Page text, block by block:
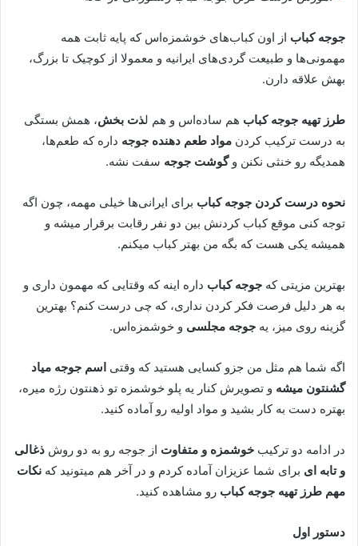
جوجه کباب از اون کباب‌های خوشمزه‌اس که پایه ثابت همه
مهمونی‌ها و طبیعت گردی‌های ایرانیه و معمولا از کوچیک تا بزرگ،
بهش علاقه دارن.
طرز تهیه جوجه کباب هم ساده‌اس و هم لذت بخش، همش بستگی
به درست ترکیب کردن مواد طعم دهنده جوجه داره که طعم‌ها،
همدیگه رو خنثی نکنن وگوشت جوجه سفت نشه.
نحوه درست کردن جوجه کباب برای ایرانی‌ها خیلی مهمه، چون اگه
توجه کنی موقع کباب کردنش بین دو نفر رقابت برقرار میشه و
همیشه یکی هست که بگه من بهتر کباب میکنم.
بهترین مزیتی که جوجه کباب داره اینه که وقتایی که مهمون داری و
به هر دلیل فرصت فکر کردن نداری، که چی درست کنم؟ بهترین
گزینه روی میز، یه جوجه مجلسی و خوشمزه‌اس.
اگه شما هم مثل من جزو کسایی هستید که وقتی اسم جوجه میاد
گشنتون میشه و تصویرش کنار یه پلو خوشمزه تو ذهنتون رژه میره،
بهتره دست به کار بشید و مواد اولیه رو آماده کنید.
در ادامه دو ترکیب خوشمزه و متفاوت از جوجه رو به دو روش ذغالی
و تابه ای برای شما عزیزان آماده کردم و در آخر هم میتونید که نکات
مهم طرز تهیه جوجه کباب رو مشاهده کنید.
دستور اول